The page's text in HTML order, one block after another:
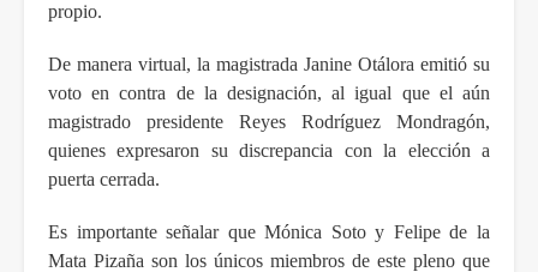
propio.
De manera virtual, la magistrada Janine Otálora emitió su
voto en contra de la designación, al igual que el aún
magistrado presidente Reyes Rodríguez Mondragón,
quienes expresaron su discrepancia con la elección a
puerta cerrada.
Es importante señalar que Mónica Soto y Felipe de la
Mata Pizaña son los únicos miembros de este pleno que